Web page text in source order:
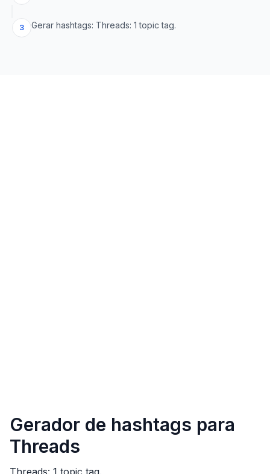
3 Gerar hashtags: Threads: 1 topic tag.
Gerador de hashtags para
Threads
Threads: 1 topic tag.